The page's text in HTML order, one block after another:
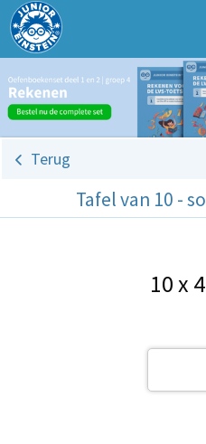
Terug
Tafel van 10 -
10 x 4